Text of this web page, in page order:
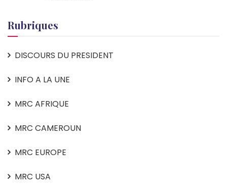
Rubriques
DISCOURS DU PRESIDENT
INFO A LA UNE
MRC AFRIQUE
MRC CAMEROUN
MRC EUROPE
MRC USA